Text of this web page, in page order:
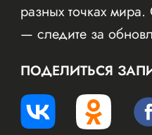
разных точках
— следите за
ПОДЕЛИТЬСЯ